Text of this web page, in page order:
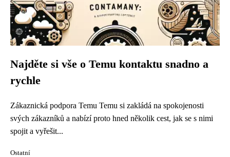
Najděte si vše o Temu kontaktu snadno a
rychle
Zákaznická podpora Temu Temu si zakládá na spokojenosti
svých zákazníků a nabízí proto hned několik cest, jak se s nimi
spojit a vyřešit...
Ostatní